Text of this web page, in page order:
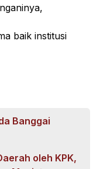
baik institusi
Banggai
oleh KPK,